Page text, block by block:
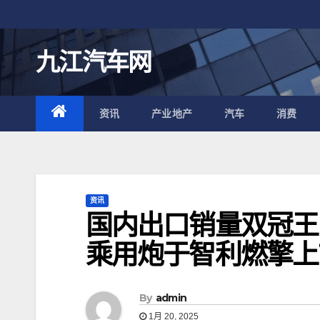
至
内
容
九江汽车网
资讯 产业地产 汽车 消费
资讯
国内出口销量双冠
乘用炮于智利燃擎
By admin
1月 20, 2025